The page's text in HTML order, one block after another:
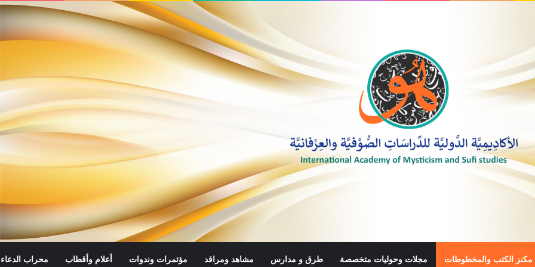
مكنز الكتب والمخطوطات مجلات وحوليات متخصصة طرق و مدارس مشاهد ومراقد مؤتمرات وندوات أعلام وأقطاب محراب الدعاء